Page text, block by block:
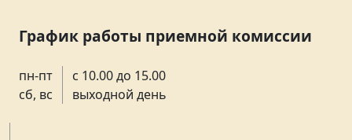
График работы приемной комиссии
пн-пт
сб, вс
с 10.00 до 15.00
выходной день